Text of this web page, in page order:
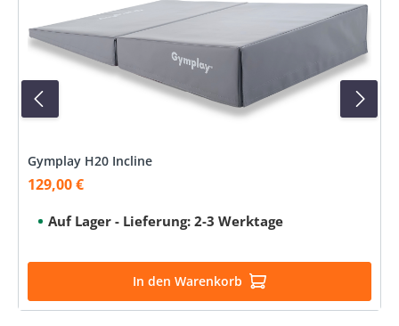
Gymplay H20 Incline
Verkaufspreis:
129,00 €
Auf Lager - Lieferung: 2-3 Werktage
In den Warenkorb